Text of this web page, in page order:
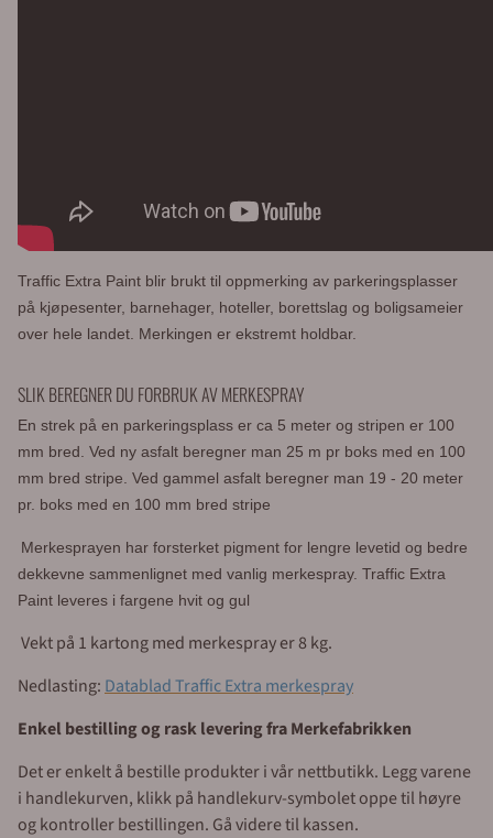
Traffic Extra Paint blir brukt til oppmerking av parkeringsplasser
på kjøpesenter, barnehager, hoteller, borettslag og boligsameier
over hele landet. Merkingen er ekstremt holdbar.
SLIK BEREGNER DU FORBRUK AV MERKESPRAY
En strek på en parkeringsplass er ca 5 meter og stripen er 100
mm bred. Ved ny asfalt beregner man 25 m pr boks med en 100
mm bred stripe. Ved gammel asfalt beregner man 19 - 20 meter
pr. boks med en 100 mm bred stripe
Merkesprayen har forsterket pigment for lengre levetid og bedre
dekkevne sammenlignet med vanlig merkespray. Traffic Extra
Paint leveres i fargene hvit og gul
Vekt på 1 kartong med merkespray er 8 kg.
Nedlasting: Datablad Traffic Extra merkespray
Enkel bestilling og rask levering fra Merkefabrikken
Det er enkelt å bestille produkter i vår nettbutikk. Legg varene
i handlekurven, klikk på handlekurv-symbolet oppe til høyre
og kontroller bestillingen. Gå videre til kassen.